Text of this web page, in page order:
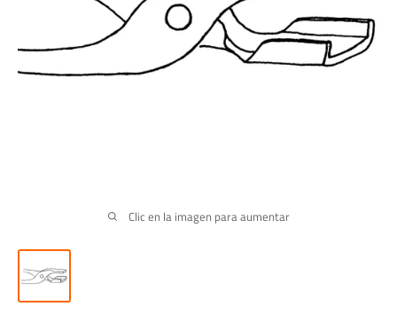
Clic en la imagen para aumentar